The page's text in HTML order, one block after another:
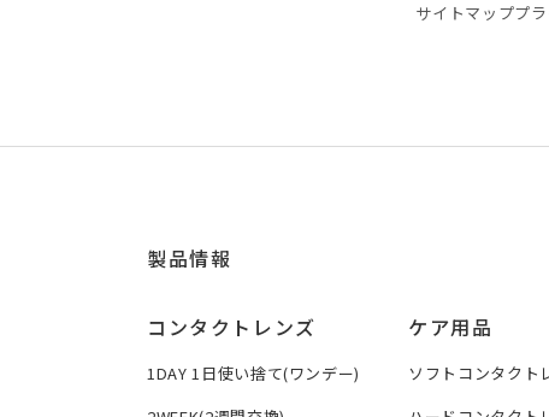
サイトマッププ
製品情報
コンタクトレンズ
1DAY 1日使い捨て(ワンデー)
ケア用品
ソフトコンタクト